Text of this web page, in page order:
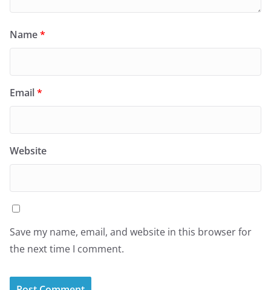
Name*
Email*
Website
Save my name, email, and website in this browser for
the next time I comment.